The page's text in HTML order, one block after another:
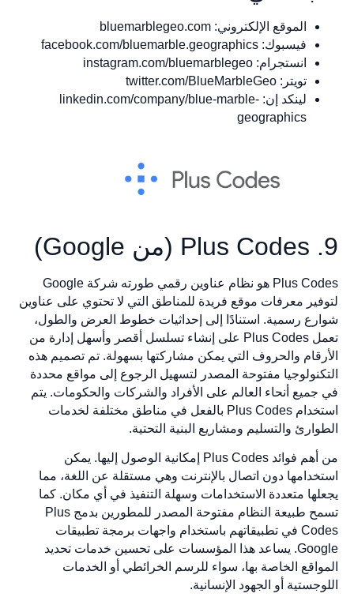
الموقع الإلكتروني: bluemarblegeo.com
فيسبوك: facebook.com/bluemarble.geographics
انستجرام: instagram.com/bluemarblegeo
تويتر: twitter.com/BlueMarbleGeo
لينكد إن: linkedin.com/company/blue-marble-
geographics
9. Plus Codes (من Google)
Plus Codes هو نظام عناوين رقمي طورته شركة Google
لتوفير معرفات موقع فريدة للمناطق التي لا تحتوي على عناوين
شوارع رسمية. استنادًا إلى إحداثيات خطوط العرض والطول،
تعمل Plus Codes على إنشاء تسلسل أقصر وأسهل إدارة من
الأرقام والحروف التي يمكن مشاركتها بسهولة. تم تصميم هذه
التكنولوجيا مفتوحة المصدر لتسهيل الرجوع إلى مواقع محددة
في جميع أنحاء العالم على الأفراد والشركات والحكومات. يتم
استخدام Plus Codes بالفعل في مناطق مختلفة لخدمات
الطوارئ والتسليم ومشاريع البنية التحتية.
من أهم فوائد Plus Codes إمكانية الوصول إليها. يمكن
استخدامها دون اتصال بالإنترنت وهي مستقلة عن اللغة، مما
يجعلها متعددة الاستخدامات وسهلة التنفيذ في أي مكان. كما
تسمح طبيعة النظام مفتوحة المصدر للمطورين بدمج Plus
Codes في تطبيقاتهم باستخدام واجهات برمجة تطبيقات
Google. يساعد هذا المؤسسات على تحسين خدمات تحديد
المواقع الخاصة بها، سواء للرسم الخرائطي أو الخدمات
اللوجستية أو الجهود الإنسانية.